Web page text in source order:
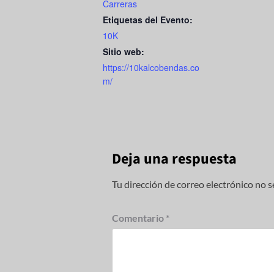
Carreras
Etiquetas del Evento:
10K
Sitio web:
https://10kalcobendas.co
m/
Deja una respuesta
Tu dirección de correo electrónico no
Comentario *